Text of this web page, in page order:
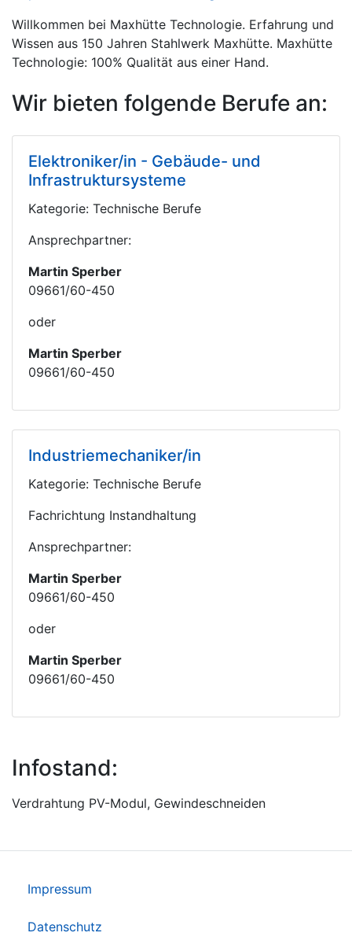
Willkommen bei Maxhütte Technologie. Erfahrung und
Wissen aus 150 Jahren Stahlwerk Maxhütte. Maxhütte
Technologie: 100% Qualität aus einer Hand.
Wir bieten folgende Berufe an:
Elektroniker/in - Gebäude- und
Infrastruktursysteme
Kategorie: Technische Berufe
Ansprechpartner:
Martin Sperber
09661/60-450
oder
Martin Sperber
09661/60-450
Industriemechaniker/in
Kategorie: Technische Berufe
Fachrichtung Instandhaltung
Ansprechpartner:
Martin Sperber
09661/60-450
oder
Martin Sperber
09661/60-450
Infostand:
Verdrahtung PV-Modul, Gewindeschneiden
Impressum
Datenschutz